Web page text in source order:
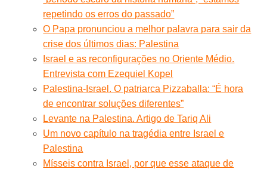
repetindo os erros do passado”
O Papa pronunciou a melhor palavra para sair da
crise dos últimos dias: Palestina
Israel e as reconfigurações no Oriente Médio.
Entrevista com Ezequiel Kopel
Palestina-Israel. O patriarca Pizzaballa: “É hora
de encontrar soluções diferentes”
Levante na Palestina. Artigo de Tariq Ali
Um novo capítulo na tragédia entre Israel e
Palestina
Mísseis contra Israel, por que esse ataque de